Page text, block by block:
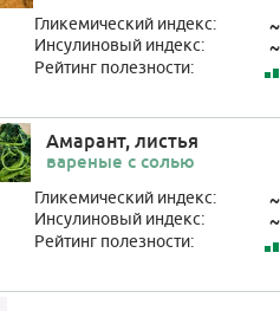
Гликемический индекс: ~
Инсулиновый индекс: ~
Рейтинг полезности:
Амарант, листья
вареные с солью
Гликемический индекс: ~
Инсулиновый индекс: ~
Рейтинг полезности: